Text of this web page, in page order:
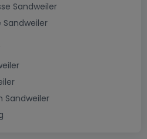
Sandweiler
Sandweiler
Sandweiler